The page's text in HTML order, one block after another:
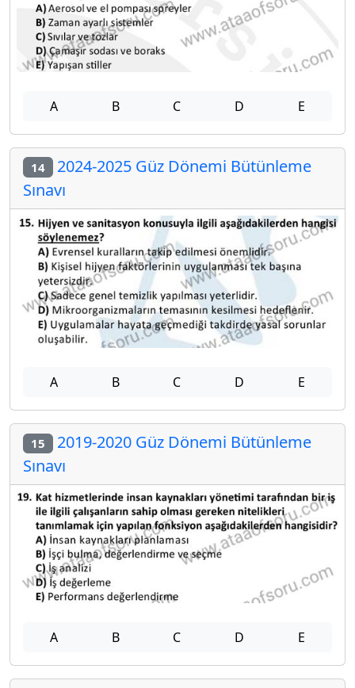
A B C D E
14 2024-2025 Güz Dönemi Bütünleme
Sınavı
A B C D E
15 2019-2020 Güz Dönemi Bütünleme
Sınavı
A B C D E